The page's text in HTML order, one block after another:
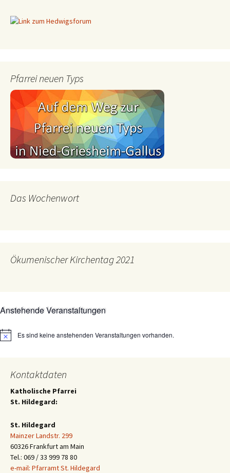
Pfarrei neuen Typs
Das Wochenwort
Ökumenischer Kirchentag 2021
Anstehende Veranstaltungen
HinweisEs sind keine anstehenden Veranstaltungen vorhanden.
Kontaktdaten
Katholische Pfarrei
St. Hildegard:
St. Hildegard
Mainzer Landstr. 299
60326 Frankfurt am Main
Tel.: 069 / 33 999 78 80
e-mail: Pfarramt St. Hildegard